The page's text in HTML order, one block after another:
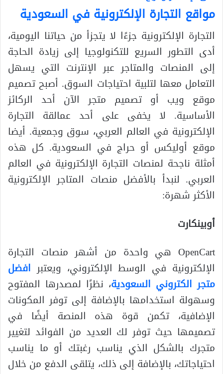
مواقع التجارة الإلكترونية في السعودية
التجارة الإلكترونية جزءًا لا يتجزأ من حياتنا اليومية،
أدى التطور السريع للتكنولوجيا إلى زيادة الحاجة
إلى المنصات والمتاجر عبر الإنترنت التي يسهل
التعامل معها لتلبية احتياجات السوق. أصبح تصميم
موقع ويب أو تصميم متجر الآن أحد الركائز
الأساسية. لا يخفى على أحد عمالقة التجارة
الإلكترونية في العالم العربي، سوق وجمعية. أيضا
موقع أوليكس أو حراج في السعودية. كل هذه
أمثلة ناجحة لمنصات التجارة الإلكترونية في العالم
العربي. لنبدأ بالأفضل منصات المتاجر الإلكترونية
الأكثر شهرة:
أوبينكارت
OpenCart هي واحدة من أشهر منصات التجارة
الإلكترونية في الوسط الإلكتروني، ويعتبر افضل
متجر الكتروني السعودية، نظرًا لمصدرها المفتوح
وسهولة استخدامها بالإضافة إلى توفر المكونات
الإضافية، تكمن قوة هذه المنصة أيضًا في
تصميمها حيث توفر لك العديد من الفوائد لتغيير
متجرك بالشكل الذي يناسب رغبتك أو ما يناسب
احتياجاتك، بالإضافة إلى ذلك، يتلقى الدفع من خلال